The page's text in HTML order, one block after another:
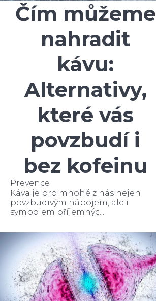
Čím můžeme
nahradit
kávu:
Alternativy,
které vás
povzbudí i
bez kofeinu
Prevence
Káva je pro mnohé z nás nejen
povzbudivým nápojem, ale i
symbolem příjemnýc...